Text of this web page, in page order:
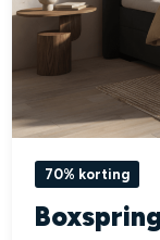
70% korting